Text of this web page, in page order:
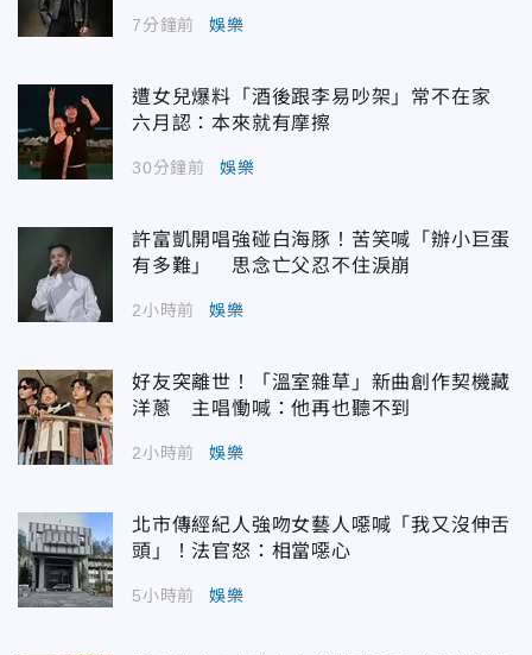
7分鐘前 娛樂
遭女兒爆料「酒後跟李易吵架」常不在家
六月認：本來就有摩擦
30分鐘前 娛樂
許富凱開唱強碰白海豚！苦笑喊「辦小巨蛋
有多難」 思念亡父忍不住淚崩
2小時前 娛樂
好友突離世！「溫室雜草」新曲創作契機藏
洋蔥 主唱慟喊：他再也聽不到
2小時前 娛樂
北市傳經紀人強吻女藝人噁喊「我又沒伸舌
頭」！法官怒：相當噁心
5小時前 娛樂